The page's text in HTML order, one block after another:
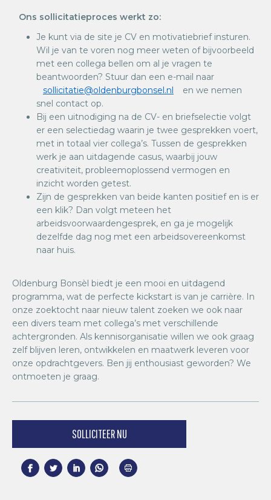
Ons sollicitatieproces werkt zo:
Je kunt via de site je CV en motivatiebrief insturen.
Wil je van te voren nog meer weten of bijvoorbeeld
met een collega bellen om al je vragen te
beantwoorden? Stuur dan een e-mail naar
sollicitatie@oldenburgbonsel.nl
en we nemen
snel contact op.
Bij een uitnodiging na de CV- en briefselectie volgt
er een selectiedag waarin je twee gesprekken voert,
met in totaal vier collega’s. Tussen de gesprekken
werk je aan uitdagende casus, waarbij jouw
creativiteit, probleemoplossend vermogen en
inzicht worden getest.
Zijn de gesprekken van beide kanten positief en is er
een klik? Dan volgt meteen het
arbeidsvoorwaardengesprek, en ga je mogelijk
dezelfde dag nog met een arbeidsovereenkomst
naar huis.
Oldenburg Bonsèl biedt je een mooi en uitdagend
programma, wat de perfecte kickstart is van je carrière. In
onze zoektocht naar nieuw talent zoeken we ook naar
een divers team met collega’s met verschillende
achtergronden. Als kennisorganisatie willen we ook graag
zelf blijven leren, ontwikkelen en maatwerk leveren voor
onze opdrachtgevers. Ben jij enthousiast geworden? We
ontmoeten je graag.
SOLLICITEER NU
Facebook
TwitterLinkedInwhatsapp
Print